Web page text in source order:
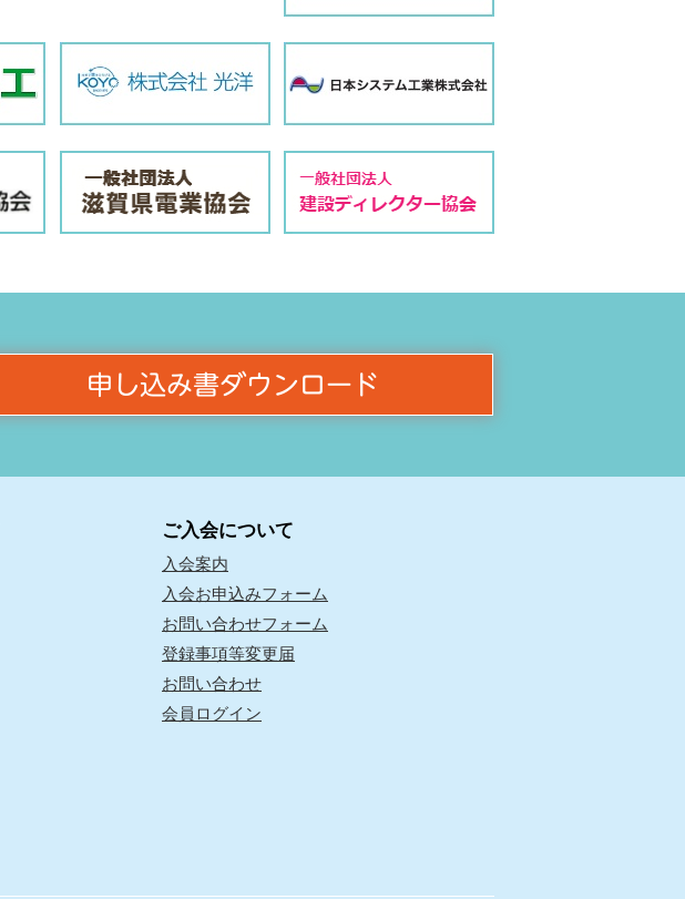
申し込み書ダウンロード
ご入会について
入会案内
入会お申込みフォーム
お問い合わせフォーム
登録事項等変更届
お問い合わせ
会員ログイン